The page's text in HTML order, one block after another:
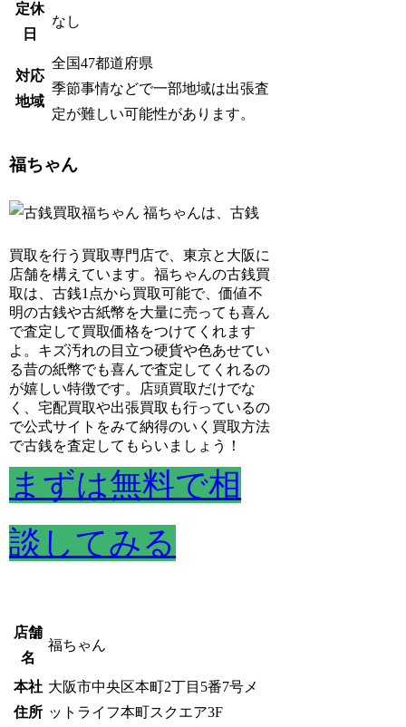
定休
日
なし
対応
地域
全国47都道府県
季節事情などで一部地域は出張査
定が難しい可能性があります。
福ちゃん
福ちゃんは、古銭
買取を行う買取専門店で、東京と大阪に
店舗を構えています。福ちゃんの古銭買
取は、古銭1点から買取可能で、価値不
明の古銭や古紙幣を大量に売っても喜ん
で査定して買取価格をつけてくれます
よ。キズ汚れの目立つ硬貨や色あせてい
る昔の紙幣でも喜んで査定してくれるの
が嬉しい特徴です。店頭買取だけでな
く、宅配買取や出張買取も行っているの
で公式サイトをみて納得のいく買取方法
で古銭を査定してもらいましょう！
まずは無料で相
談してみる
店舗
名
福ちゃん
本社
住所
大阪市中央区本町2丁目5番7号メ
ットライフ本町スクエア3F